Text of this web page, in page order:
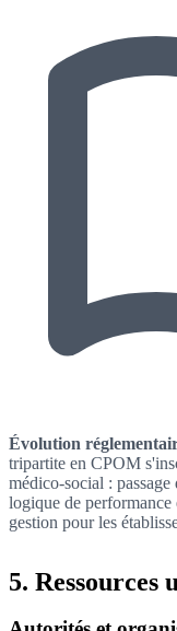
Évolution
tripartite en CPOM
médico-social :
logique de performance
gestion pour les
5. Ressources